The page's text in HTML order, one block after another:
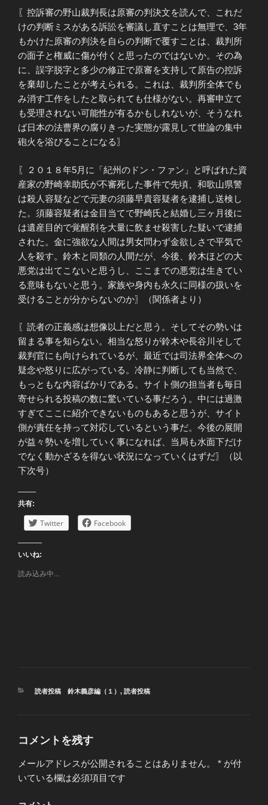
〖控訴審の野山裁判長は原審の判決文を読んで、これだ
けの判断ミスがある訴訟を審議し直すことは無理で、3年
もかけた原審の判決を自らの判断で覆すことは、裁判所
の面子と権威に傷が付くと思ったのではないか。その為
に、誤字脱字と多少の修正で原審を支持して原告の控訴
を棄却したことが考えられる。これは、裁判所全体でも
み消す工作をしたと取られても仕様がない。再審申立て
も受理されない可能性が有るかもしれないが、そうなれ
ば日本の法曹界の腐りきった実態が露見して世論の集中
砲火を浴びることになる〗
〖２０１８年5月に「紀州のドン・ファン」と呼ばれた資
産家の野崎幸助氏が不審死した事件で先頃、和歌山県警
は殺人容疑などで元妻の須藤早貴容疑者を逮捕し送検し
た。須藤容疑者は金目当てで野崎氏と結婚し三ヶ月後に
は遺産目的で覚醒剤を大量に飲ませ殺害した疑いで逮捕
された。金に強欲な人間は男女問わず金欲しさで平気で
人を殺す。鈴木と同類の人間だが、今後、鈴木ほどの大
悪党は出てこないと思うし、ここまでの悪党は生きてい
る意味もないと思う。家族や身内も永久に同様の扱いを
受けることが分からないのか〗（関係者より）
〖読者の正義感は想像以上だと思う。そしてその勢いは
留まる事を知らない。相当な怒りが鈴木や長谷川そして
裁判官にも向けられているが、最近では司法界全体への
疑念や怒りに広がっている。冷静に判断しても当然で、
もっともな内容ばかりである。サイト側の担当者も毎日
寄せられる投稿の数に驚いている事だろう。中には過激
すぎてここに紹介できないものもあると思うが、サイト
側が責任を持って対応しているという事だ。今後の展開
が益々勢いを増していく事になれば、当局も水面下だけ
でなく動かざるを得ない状況になっていくはずだ〗（以
下次号）
共有:
Twitter Facebook
いいね:
読み込み中...
カ
読者投稿 鈴木義彦編（１） , 読者投稿
コメントを残す
メールアドレスが公開されることはありません。 * が付
いている欄は必須項目です